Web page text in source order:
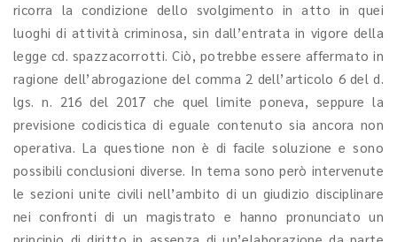
ricorra la condizione dello svolgimento in atto in quei
luoghi di attività criminosa, sin dall’entrata in vigore della
legge cd. spazzacorrotti. Ciò, potrebbe essere affermato in
ragione dell’abrogazione del comma 2 dell’articolo 6 del d.
lgs. n. 216 del 2017 che quel limite poneva, seppure la
previsione codicistica di eguale contenuto sia ancora non
operativa. La questione non è di facile soluzione e sono
possibili conclusioni diverse. In tema sono però intervenute
le sezioni unite civili nell’ambito di un giudizio disciplinare
nei confronti di un magistrato e hanno pronunciato un